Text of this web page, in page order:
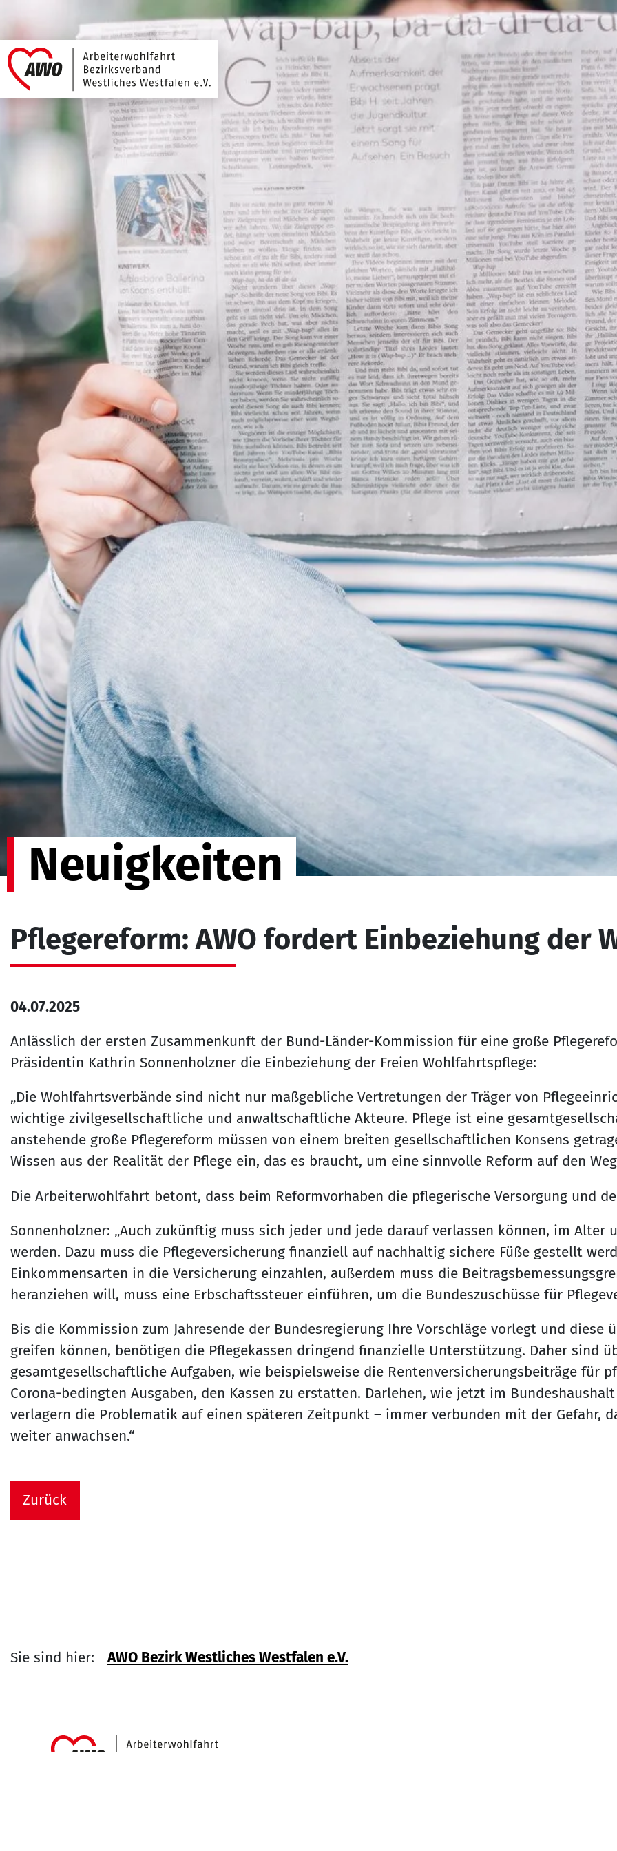
Arbeiterwohlfahrt Bezirk Westliches
Link zu Home
Neuigkeiten
Pflegereform: AWO fordert Einbeziehung der
04.07.2025
Anlässlich der ersten Zusammenkunft der Bund-Länder-Kommission für eine große
Präsidentin Kathrin Sonnenholzner die Einbeziehung der Freien Wohlfahrtspflege:
„Die Wohlfahrtsverbände sind nicht nur maßgebliche Vertretungen der Träger von
wichtige zivilgesellschaftliche und anwaltschaftliche Akteure. Pflege ist eine
anstehende große Pflegereform müssen von einem breiten gesellschaftlichen Konsens
Wissen aus der Realität der Pflege ein, das es braucht, um eine sinnvolle Reform auf den
Die Arbeiterwohlfahrt betont, dass beim Reformvorhaben die pflegerische Versorgung und
Sonnenholzner: „Auch zukünftig muss sich jeder und jede darauf verlassen können, im
werden. Dazu muss die Pflegeversicherung finanziell auf nachhaltig sichere Füße gestellt
Einkommensarten in die Versicherung einzahlen, außerdem muss die
heranziehen will, muss eine Erbschaftssteuer einführen, um die Bundeszuschüsse für
Bis die Kommission zum Jahresende der Bundesregierung Ihre Vorschläge vorlegt und diese
greifen können, benötigen die Pflegekassen dringend finanzielle Unterstützung. Daher sind
gesamtgesellschaftliche Aufgaben, wie beispielsweise die Rentenversicherungsbeiträge für
Corona-bedingten Ausgaben, den Kassen zu erstatten. Darlehen, wie jetzt im
verlagern die Problematik auf einen späteren Zeitpunkt – immer verbunden mit der Gefahr,
weiter anwachsen.“
Zurück
Sie sind hier: AWO Bezirk Westliches Westfalen e.V.